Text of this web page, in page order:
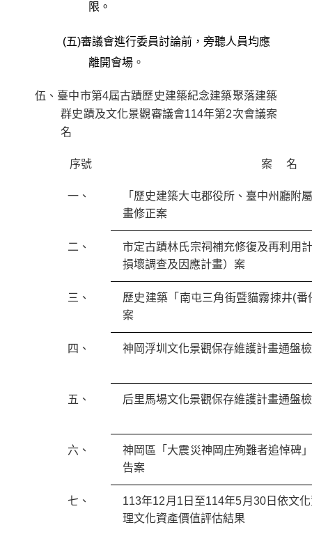
限。
(五)審議會進行委員討論前，旁聽人員均應
離開會場 。
伍、臺中市第4屆古蹟歷史建築紀念建築聚落建築
群史蹟及文化景觀審議會114年第2次會議案
名
序號 案 名
一、
「歷史建築大屯郡役所、臺中州廳附
畫修正案
二、
市定古蹟林氏宗祠補充修復及再利用
損壞調查及因應計畫）案
三、 歷史建築「南屯三角街暨貓霧拺井(番
案
四、 神岡浮圳文化景觀保存維護計畫通盤
五、 后里馬場文化景觀保存維護計畫通盤
六、
神岡區「大震災神岡庄殉難者追悼碑
告案
七、 113年12 月 1 日至114年5月 30日依文
理文化資產價值評估結果